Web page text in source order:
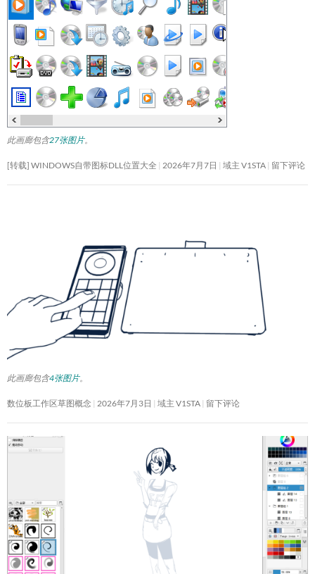
此画廊包含27张图片。
[转载] WINDOWS自带图标DLL位置大全 2026年7月7日 域主 V1STA 留下评论
此画廊包含4张图片。
数位板工作区草图概念 2026年7月3日 域主 V1STA 留下评论